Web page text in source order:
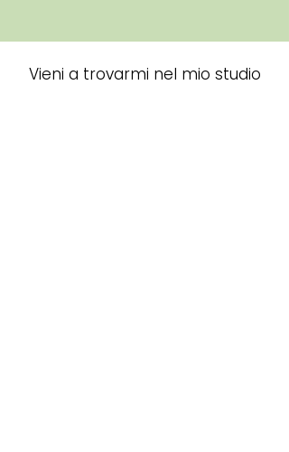
Vieni a trovarmi nel mio studio